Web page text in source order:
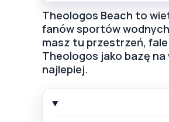
Theologos Beach to
fanów sportów
masz tu przestrzeń,
Theologos jako bazę
najlepiej.